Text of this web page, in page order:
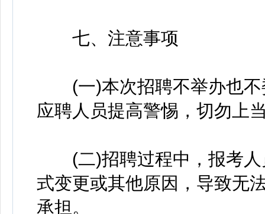
七、注意事项
(一)本次招聘不举办也不
应聘人员提高警惕，切勿上
(二)招聘过程中，报考人
式变更或其他原因，导致无
承担。